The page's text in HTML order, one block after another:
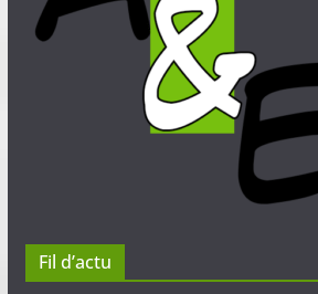
Fil d’actu